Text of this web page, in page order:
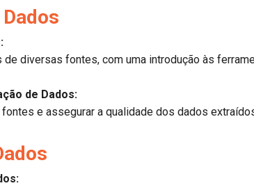
diversas fontes, com uma introdução às
de Dados:
e assegurar a qualidade dos dados